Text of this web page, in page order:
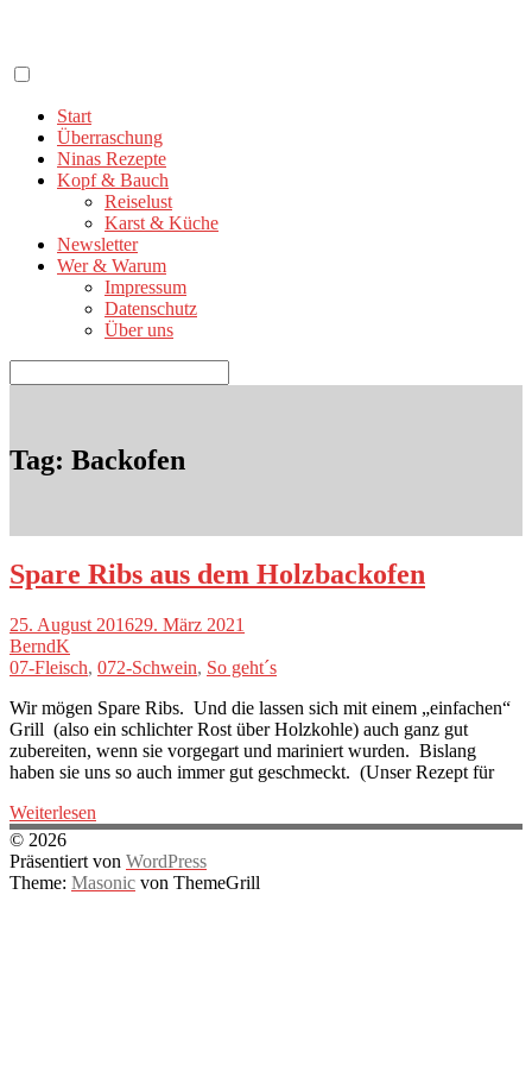
springen
Start
Überraschung
Ninas Rezepte
Kopf & Bauch
Reiselust
Karst & Küche
Newsletter
Wer & Warum
Impressum
Datenschutz
Über uns
nach:
Tag: Backofen
Spare Ribs aus dem Holzbackofen
25. August 201629. März 2021
BerndK
07-Fleisch, 072-Schwein, So geht´s
Wir mögen Spare Ribs. Und die lassen sich mit einem „einfachen“
Grill (also ein schlichter Rost über Holzkohle) auch ganz gut
zubereiten, wenn sie vorgegart und mariniert wurden. Bislang
haben sie uns so auch immer gut geschmeckt. (Unser Rezept für
Weiterlesen
© 2026
Präsentiert von WordPress
Theme: Masonic von ThemeGrill